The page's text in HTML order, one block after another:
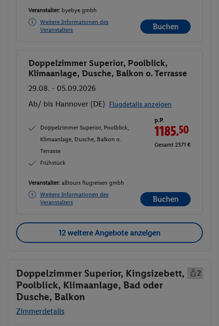
Veranstalter: byebye gmbh
Weitere Informationen des
Veranstalters
Buchen
Buchen
Doppelzimmer Superior, Poolblick,
Klimaanlage, Dusche, Balkon o. Terrasse
29.08. - 05.09.2026
Ab/ bis Hannover (DE) Flugdetails anzeigen
Doppelzimmer Superior, Poolblick,
Klimaanlage, Dusche, Balkon o.
Terrasse
Frühstück
p.P.
1185.50
Gesamt 2371 €
Veranstalter: alltours flugreisen gmbh
Weitere Informationen des
Veranstalters
Buchen
12 weitere Angebote anzeigen
Doppelzimmer Superior, Kingsizebett,
Poolblick, Klimaanlage, Bad oder
Dusche, Balkon
2
Zimmerdetails